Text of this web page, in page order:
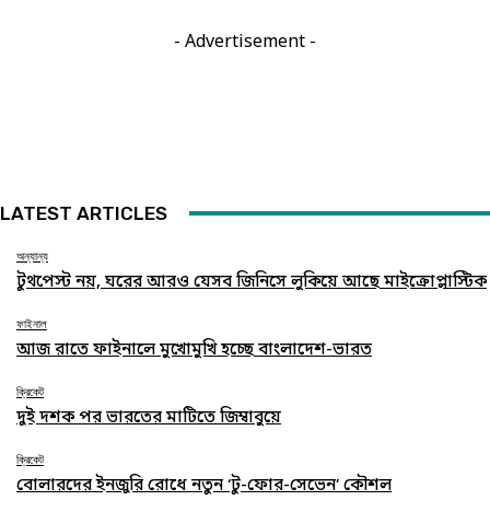
- Advertisement -
LATEST ARTICLES
অন্যান্য
টুথপেস্ট নয়, ঘরের আরও যেসব জিনিসে লুকিয়ে আছে মাইক্রোপ্লাস্টিক
ফাইনাল
আজ রাতে ফাইনালে মুখোমুখি হচ্ছে বাংলাদেশ-ভারত
ক্রিকেট
দুই দশক পর ভারতের মাটিতে জিম্বাবুয়ে
ক্রিকেট
বোলারদের ইনজুরি রোধে নতুন ‘টু-ফোর-সেভেন’ কৌশল